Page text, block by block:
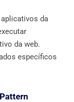
da
da web.
específicos